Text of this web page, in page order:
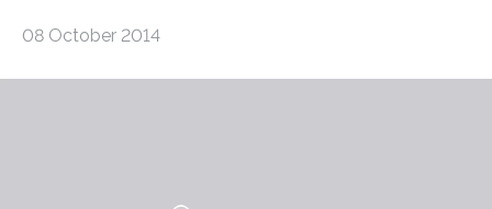
08 October 2014